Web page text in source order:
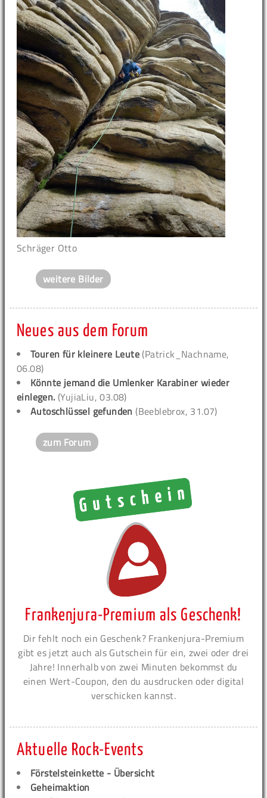
Schräger Otto
weitere Bilder
Neues aus dem Forum
Touren für kleinere Leute (Patrick_Nachname,
06.08)
Könnte jemand die Umlenker Karabiner wieder
einlegen. (YujiaLiu, 03.08)
Autoschlüssel gefunden (Beeblebrox, 31.07)
zum Forum
Frankenjura-Premium als Geschenk!
Dir fehlt noch ein Geschenk? Frankenjura-Premium
gibt es jetzt auch als Gutschein für ein, zwei oder drei
Jahre! Innerhalb von zwei Minuten bekommst du
einen Wert-Coupon, den du ausdrucken oder digital
verschicken kannst.
Aktuelle Rock-Events
Förstelsteinkette - Übersicht
Geheimaktion